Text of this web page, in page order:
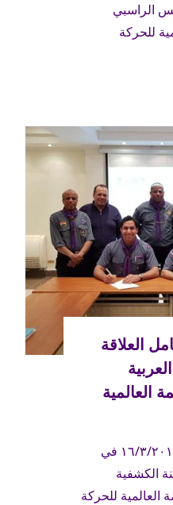
الراسبي
للحركة
وقع أمس السبت الموافق ١٦/٣/٢٠١٩ في
الكشفية
العالمية للحركة